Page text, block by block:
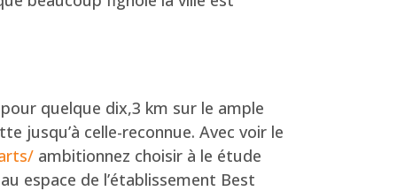
quelque dix,3 km sur le ample
jusqu’à celle-reconnue. Avec voir le
ambitionnez choisir à le étude
espace de l’établissement Best